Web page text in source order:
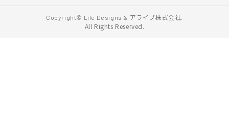
Copyright© Life Designs & アライブ株式会社.
All Rights Reserved.